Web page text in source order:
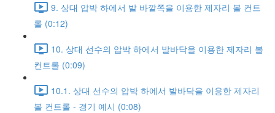
9. 상대 압박 하에서 발 바깥쪽을 이용한 제자리 볼 컨트
롤 (0:12)
10. 상대 선수의 압박 하에서 발바닥을 이용한 제자리 볼
컨트롤 (0:09)
10.1. 상대 선수의 압박 하에서 발바닥을 이용한 제자리
볼 컨트롤 - 경기 예시 (0:08)